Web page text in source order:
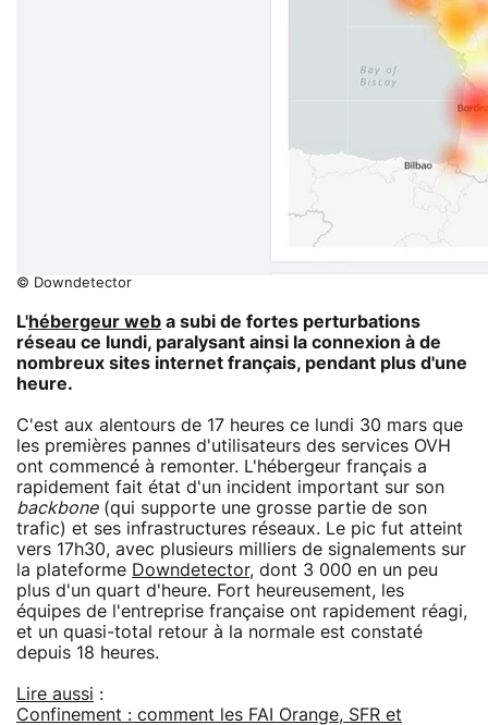
© Downdetector
L'hébergeur web a subi de fortes perturbations
réseau ce lundi, paralysant ainsi la connexion à de
nombreux sites internet français, pendant plus d'une
heure.
C'est aux alentours de 17 heures ce lundi 30 mars que
les premières pannes d'utilisateurs des services OVH
ont commencé à remonter. L'hébergeur français a
rapidement fait état d'un incident important sur son
backbone(qui supporte une grosse partie de son
trafic) et ses infrastructures réseaux. Le pic fut atteint
vers 17h30, avec plusieurs milliers de signalements sur
la plateforme Downdetector, dont 3 000 en un peu
plus d'un quart d'heure. Fort heureusement, les
équipes de l'entreprise française ont rapidement réagi,
et un quasi-total retour à la normale est constaté
depuis 18 heures.
Lire aussi :
Confinement : comment les FAI Orange, SFR et